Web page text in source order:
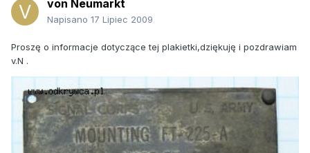
von Neumarkt
Napisano 17 Lipiec 2009
Proszę o informacje dotyczące tej plakietki,dziękuję i pozdrawiam
v.N .